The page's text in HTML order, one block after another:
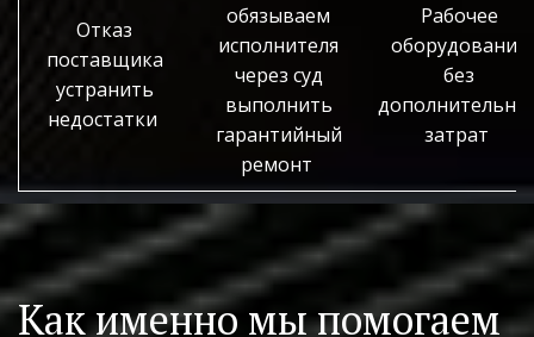
Отказ
поставщика
устранить
недостатки
обязываем
исполнителя
через суд
выполнить
гарантийный
ремонт
Рабочее
оборудование
без
затрат
Как именно мы помогаем